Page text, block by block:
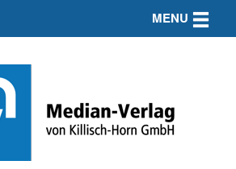
MENU Toggle